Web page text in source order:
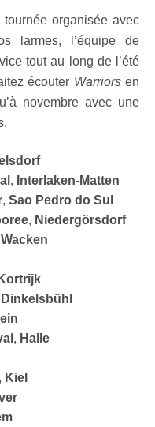
tournée organisée avec
larmes, l’équipe de
tout au long de l’été
écouter Warriors en
novembre avec une
, Interlaken-Matten
, Sao Pedro do Sul
, Niedergörsdorf
Wacken
Kortrijk
Dinkelsbühl
, Halle
Kiel